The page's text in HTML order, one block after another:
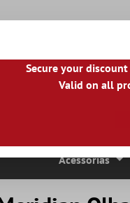
|PL|PT| FI| GR
Ladrilhos De Pedra
Acessórias
Secure your
Valid on all